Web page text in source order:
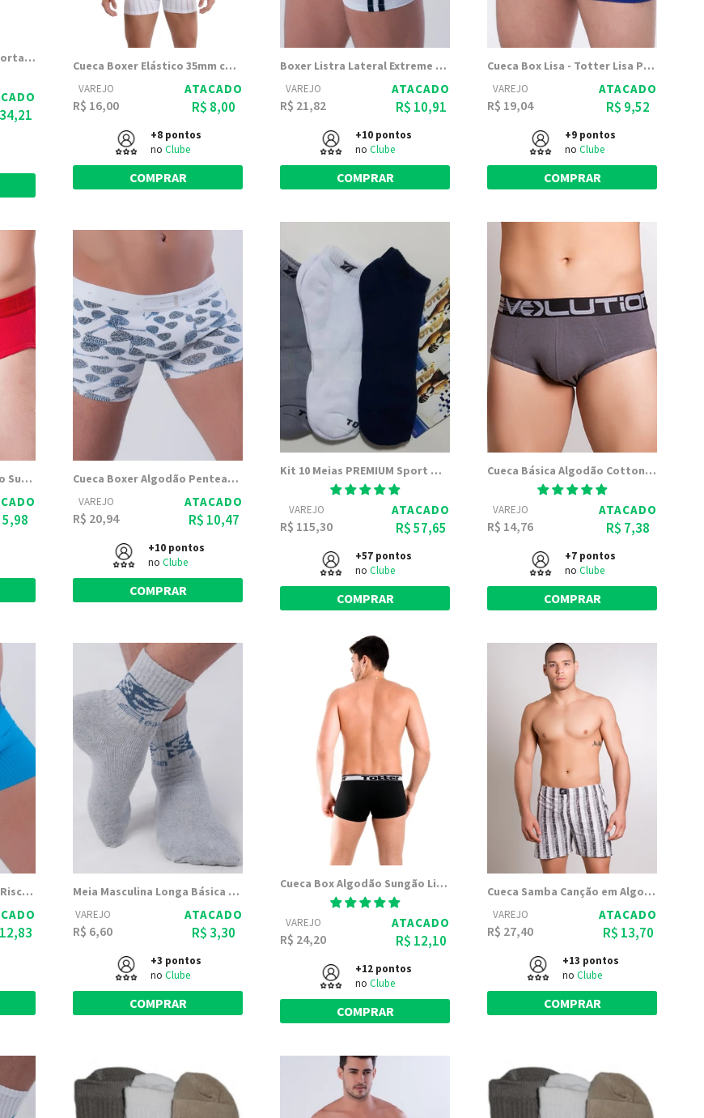
Kit com 5 Cuecas Box Importadas SPORTS | Boxer Confortavel
Cueca Boxer Elástico 35mm com forro duplo | Box Estilo
VAREJO
R$ 16,00
ATACADO
R$ 8,00
+8 pontos
no Clube
COMPRAR
Boxer Listra Lateral Extreme Elástico 35mm
VAREJO
R$ 21,82
ATACADO
R$ 10,91
+10 pontos
no Clube
COMPRAR
Cueca Box Lisa - Totter Lisa Poliéster 8041
VAREJO
R$ 19,04
ATACADO
R$ 9,52
+9 pontos
no Clube
COMPRAR
Cueca Comum em Algodão Suedine | Totter 8003
5,98
Cueca Boxer Algodão Penteado | Totter 8019
VAREJO
R$ 20,94
ATACADO
R$ 10,47
+10 pontos
no Clube
COMPRAR
Kit 10 Meias PREMIUM Sport Masc. Sapatilha - Meias Totter
VAREJO
R$ 115,30
ATACADO
R$ 57,65
+57 pontos
no Clube
COMPRAR
Cueca Básica Algodão Cotton Tradicional Slip - SuperCotton
VAREJO
R$ 14,76
ATACADO
R$ 7,38
+7 pontos
no Clube
COMPRAR
Cueca Box em Microfibra Risca de Giz (poliamida) e elást. 35mm | Totter8023 Meia Masculina Longa Básica em Algodão 179
VAREJO
R$ 6,60
ATACADO
R$ 3,30
+3 pontos
no Clube
COMPRAR
Cueca Box Algodão Sungão Lisa | Totter 8031
VAREJO
R$ 24,20
ATACADO
R$ 12,10
+12 pontos
no Clube
COMPRAR
Cueca Samba Canção em Algodão da Totter
VAREJO
R$ 27,40
ATACADO
R$ 13,70
+13 pontos
no Clube
COMPRAR